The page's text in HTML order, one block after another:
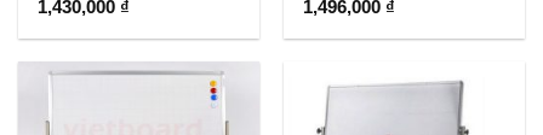
1,430,000 ₫ 1,496,000 ₫